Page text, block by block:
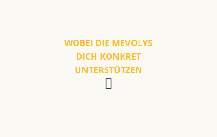
WOBEI DIE MEVOLYS
DICH KONKRET
UNTERSTÜTZEN